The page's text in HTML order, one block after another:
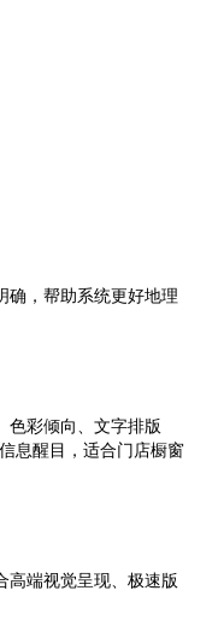
确，帮助系统更好地理
色彩倾向、文字排版
息醒目，适合门店橱窗
高端视觉呈现、极速版